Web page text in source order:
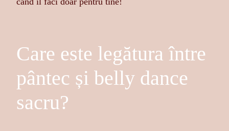
Care este legătura între
pântec și belly dance
sacru?